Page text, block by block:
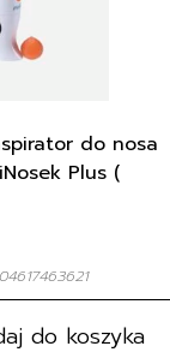
do nosa
Plus (
do koszyka